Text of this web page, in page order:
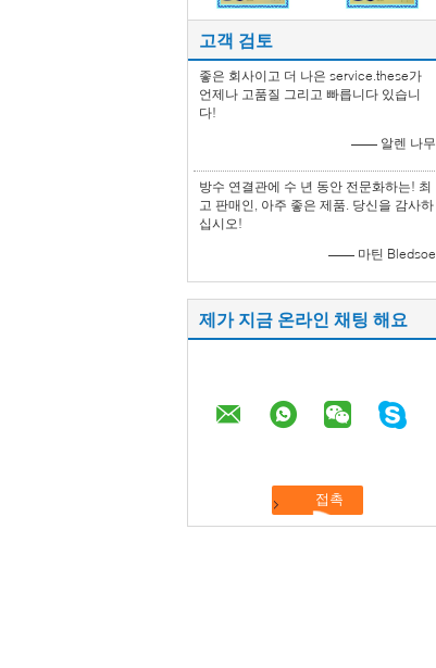
고객 검토
좋은 회사이고 더 나은 service.these가
언제나 고품질 그리고 빠릅니다 있습니
다!
—— 알렌 나무
방수 연결관에 수 년 동안 전문화하는! 최
고 판매인, 아주 좋은 제품. 당신을 감사하
십시오!
—— 마틴 Bledsoe
제가 지금 온라인 채팅 해요